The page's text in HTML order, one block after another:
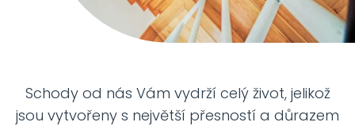
Schody od nás Vám vydrží celý život, jelikož
jsou vytvořeny s největší přesností a důrazem